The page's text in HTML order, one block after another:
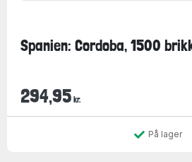
Spanien: Cordoba, 1500
294,95 kr.
På lager